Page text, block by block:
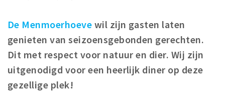
Winkels
Winkelgebieden
Parkeren
Bezienswaardigheden
De Menmoerhoeve wil zijn gasten laten
genieten van seizoensgebonden gerechten.
Dit met respect voor natuur en dier. Wij zijn
uitgenodigd voor een heerlijk diner op deze
gezellige plek!